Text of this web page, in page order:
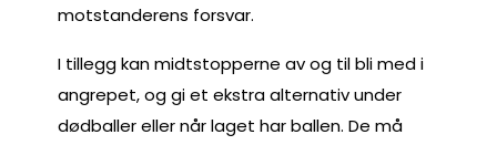
motstanderens forsvar.
I tillegg kan midtstopperne av og til bli med i
angrepet, og gi et ekstra alternativ under
dødballer eller når laget har ballen. De må